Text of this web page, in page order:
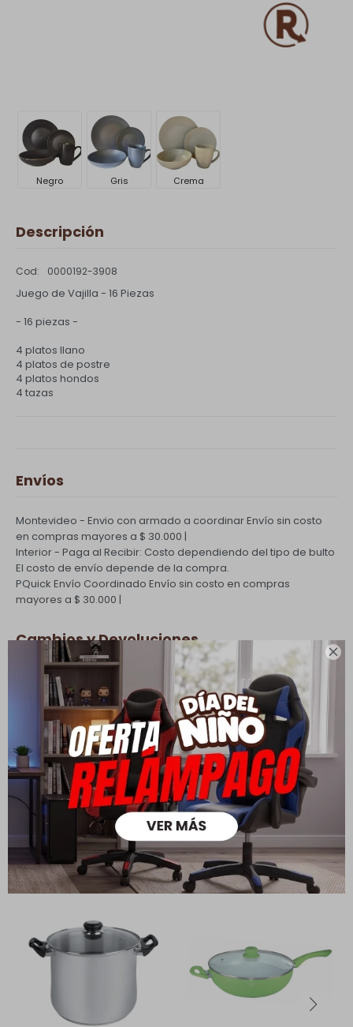

Negro Gris Crema
Descripción
0000192-3908
Juego de Vajilla - 16 Piezas
- 16 piezas -
4 platos llano
4 platos de postre
4 platos hondos
4 tazas
Envíos
Montevideo - Envio con armado a coordinarEnvío sin costo
en compras mayores a $ 30.000 |
Interior - Paga al Recibir: Costo dependiendo del tipo de bulto
El costo de envío depende de la compra.
PQuick Envío Coordinado Envío sin costo en compras
mayores a $ 30.000 |
Cambios y Devoluciones
Todas las compras realizadas tienen un plazo de 5 días para
su cambio.
Ver mas
Medios de pago
Productos que te pueden interesar